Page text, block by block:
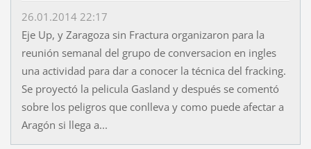
26.01.2014 22:17
Eje Up, y Zaragoza sin Fractura organizaron para la
reunión semanal del grupo de conversacion en ingles
una actividad para dar a conocer la técnica del fracking.
Se proyectó la pelicula Gasland y después se comentó
sobre los peligros que conlleva y como puede afectar a
Aragón si llega a...